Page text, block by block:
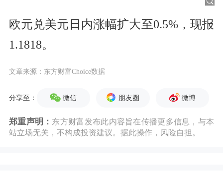
欧元兑美元日内涨幅扩大至0.5%，现报
1.1818。
文章来源：东方财富Choice数据
分享至： 微信 朋友圈 微博
郑重声明： 东方财富发布此内容旨在传播更多信息，与本
站立场无关，不构成投资建议。据此操作，风险自担。